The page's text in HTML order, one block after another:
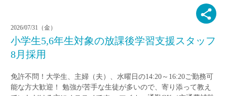
2026/07/31（金）
小学生5,6年生対象の放課後学習支援スタッフ
8月採用
免許不問！大学生、主婦（夫）、水曜日の14:20～16:20ご勤務可
能な方大歓迎！ 勉強が苦手な生徒が多いので、寄り添って教え